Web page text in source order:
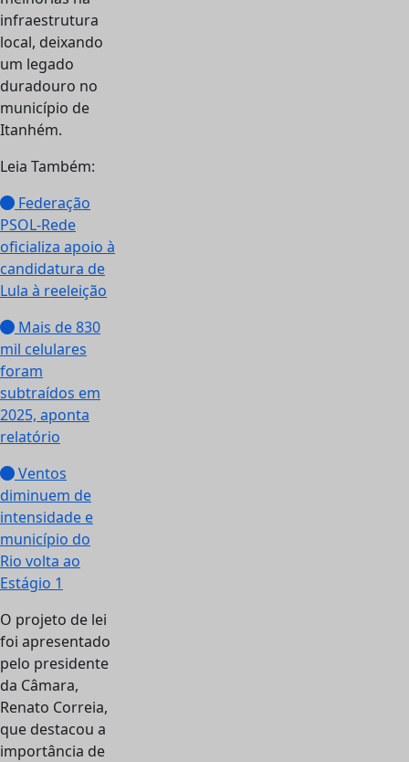
infraestrutura
local, deixando
um legado
duradouro no
município de
Itanhém.
Leia Também:
Federação
PSOL-Rede
oficializa apoio à
candidatura de
Lula à reeleição
Mais de 830
mil celulares
foram
subtraídos em
2025, aponta
relatório
Ventos
diminuem de
intensidade e
município do
Rio volta ao
Estágio 1
O projeto de lei
foi apresentado
pelo presidente
da Câmara,
Renato Correia,
que destacou a
importância de